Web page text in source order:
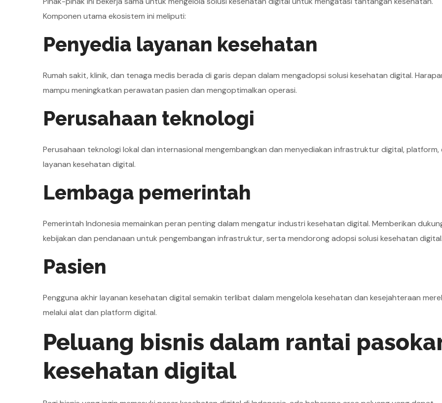
Komponen utama ekosistem ini meliputi:
Penyedia layanan kesehatan
Rumah sakit, klinik, dan tenaga medis berada di garis depan dalam mengadopsi solusi kesehatan digital.
mampu meningkatkan perawatan pasien dan mengoptimalkan operasi.
Perusahaan teknologi
Perusahaan teknologi lokal dan internasional mengembangkan dan menyediakan infrastruktur digital, platform,
layanan kesehatan digital.
Lembaga pemerintah
Pemerintah Indonesia memainkan peran penting dalam mengatur industri kesehatan digital. Memberikan
kebijakan dan pendanaan untuk pengembangan infrastruktur, serta mendorong adopsi solusi kesehatan digital.
Pasien
Pengguna akhir layanan kesehatan digital semakin terlibat dalam mengelola kesehatan dan kesejahteraan
melalui alat dan platform digital.
Peluang bisnis dalam rantai
kesehatan digital